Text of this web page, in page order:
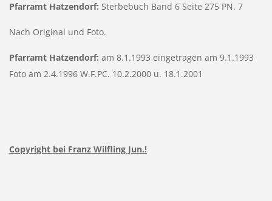
Pfarramt Hatzendorf: Sterbebuch Band 6 Seite 275 PN. 7
Nach Original und Foto.
Pfarramt Hatzendorf: am 8.1.1993 eingetragen am 9.1.1993
Foto am 2.4.1996 W.F.PC. 10.2.2000 u. 18.1.2001
Copyright bei Franz Wilfling Jun.!